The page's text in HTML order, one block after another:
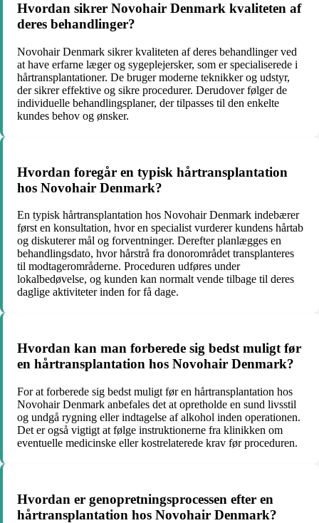
Hvordan sikrer Novohair Denmark kvaliteten af
deres behandlinger?
Novohair Denmark sikrer kvaliteten af deres behandlinger ved
at have erfarne læger og sygeplejersker, som er specialiserede i
hårtransplantationer. De bruger moderne teknikker og udstyr,
der sikrer effektive og sikre procedurer. Derudover følger de
individuelle behandlingsplaner, der tilpasses til den enkelte
kundes behov og ønsker.
Hvordan foregår en typisk hårtransplantation
hos Novohair Denmark?
En typisk hårtransplantation hos Novohair Denmark indebærer
først en konsultation, hvor en specialist vurderer kundens hårtab
og diskuterer mål og forventninger. Derefter planlægges en
behandlingsdato, hvor hårstrå fra donorområdet transplanteres
til modtagerområderne. Proceduren udføres under
lokalbedøvelse, og kunden kan normalt vende tilbage til deres
daglige aktiviteter inden for få dage.
Hvordan kan man forberede sig bedst muligt før
en hårtransplantation hos Novohair Denmark?
For at forberede sig bedst muligt før en hårtransplantation hos
Novohair Denmark anbefales det at opretholde en sund livsstil
og undgå rygning eller indtagelse af alkohol inden operationen.
Det er også vigtigt at følge instruktionerne fra klinikken om
eventuelle medicinske eller kostrelaterede krav før proceduren.
Hvordan er genopretningsprocessen efter en
hårtransplantation hos Novohair Denmark?